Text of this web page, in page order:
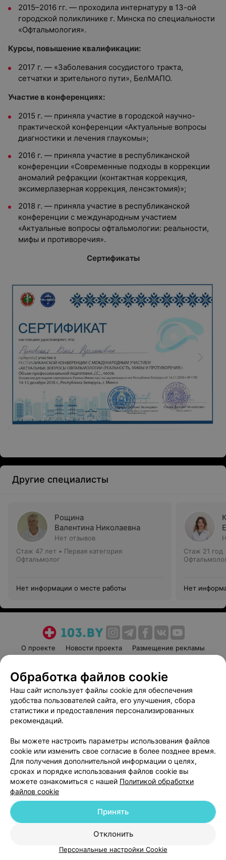
2015–2016 гг. — проходила интернатуру в 13-ой
городской поликлинике г. Минска по специальности
«Офтальмология».
Курсы, повышение квалификации:
2017 г. — «Заболевания сосудистого тракта,
сетчатки и зрительного пути», БелМАПО.
Участие в конференциях:
2015 г. — приняла участие в городской научно-
практической конференции «Актуальные вопросы
диагностики и лечения глаукомы»;
2016 г. — приняла участие в республиканской
конференции «Современные подходы в коррекции
аномалий рефракции (контактная коррекция,
эксимерлазерная коррекция, ленсэктомия)»;
2018 г. — приняла участие в республиканской
конференции с международным участием
«Актуальные вопросы офтальмологии: реальности,
мифы и противоречия».
Сертификаты
Другие специалисты
Рощина
Валентина Николаевна
Нет отзывов
Стаж 47 лет • Первая категория
Офтальмолог
Нет информации о месте работы
Стаж 21 год
Нет
О проекте Новости проекта
Размещение рекламы
Пользовательское соглашение
Способы оплаты
Вакансии
Партнеры
Написать руководителю 103.by
Обработка персональных данных
© 2026 ООО «Артокс Лаб», УНП 191700409
| 220012, Республика Беларусь,
Служба поддержки +375 291212755
Обработка файлов cookie
Наш сайт использует файлы cookie для обеспечения
удобства пользователей сайта, его улучшения, сбора
статистики и предоставления персонализированных
рекомендаций.
Вы можете настроить параметры использования файлов
cookie или изменить свое согласие в более позднее время.
Для получения дополнительной информации о целях,
сроках и порядке использования файлов cookie вы
можете ознакомиться с нашей Политикой обработки
файлов cookie
Отклонить
Принять
Персональные настройки Cookie